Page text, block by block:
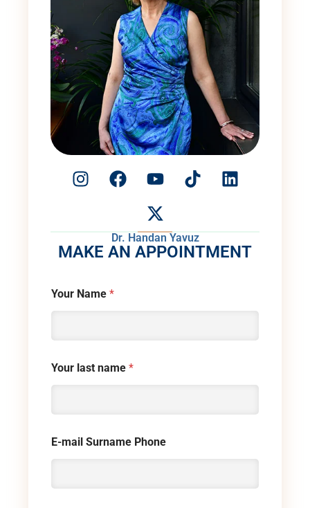
Dr. Handan Yavuz
MAKE AN APPOINTMENT
Your Name *
Your last name *
E-mail Surname Phone